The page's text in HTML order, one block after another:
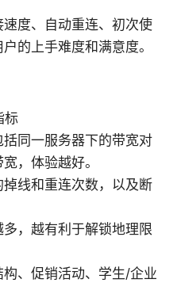
度、自动重连、初次使
的上手难度和满意度。
标
同一服务器下的带宽对
，体验越好。
线和重连次数，以及断
，越有利于解锁地理限
、促销活动、学生/企业